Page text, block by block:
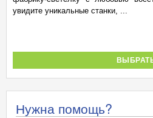
увидите уникальные станки, ...
Нужна помощь?